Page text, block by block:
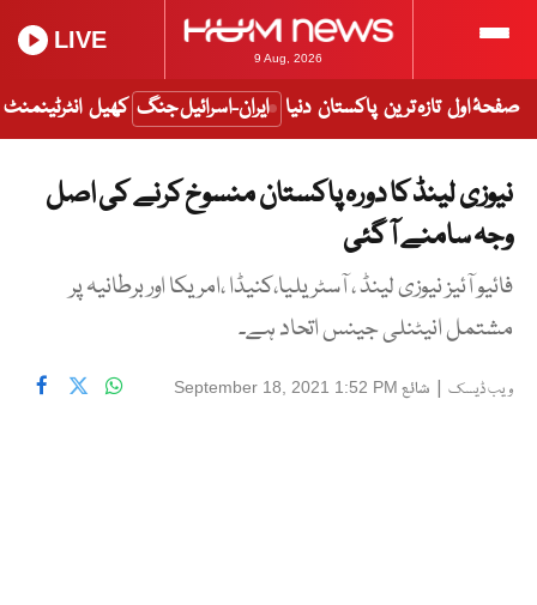
9 Aug, 2026
LIVE
صفحۂ اول تازہ ترین پاکستان دنیا ایران-اسرائیل جنگ کھیل انٹرٹینمنٹ
نیوزی لینڈ کا دورہ پاکستان منسوخ کرنے کی اصل
وجہ سامنے آ گئی
فائیو آئیز نیوزی لینڈ ، آسٹریلیا،کنیڈا ،امریکا اور برطانیہ پر
مشتمل انیٹنلی جینس اتحاد ہے۔
ویب ڈیسک | شائع September 18, 2021 1:52 PM